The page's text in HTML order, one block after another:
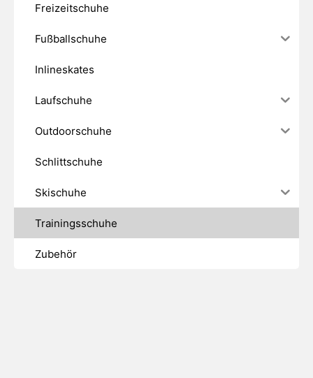
Freizeitschuhe
Fußballschuhe
Inlineskates
Laufschuhe
Outdoorschuhe
Schlittschuhe
Skischuhe
Trainingsschuhe
Zubehör